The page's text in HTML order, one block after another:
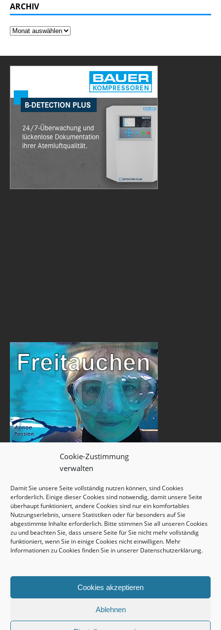
Cookie-Zustimmung
verwalten
Damit Sie unsere Seite vollständig nutzen können, sind Cookies
erforderlich. Einige dieser Cookies sind notwendig, damit unsere Seite
überhaupt funktioniert, andere Cookies sind nur ein komfortables
Nutzungserlebnis, unsere Statistiken oder für besonders auf Sie
abgestimmte Inhalte erforderlich. Bitte stimmen Sie all unseren Cookies
zu und beachten Sie, dass unsere Seite für Sie nicht mehr vollständig
funktioniert, wenn Sie in einige Cookies nicht einwilligen. Mehr
Informationen zu Cookies finden Sie in unserer Datenschutzerklärung.
Cookies akzeptieren
Ablehnen
ARCHIV